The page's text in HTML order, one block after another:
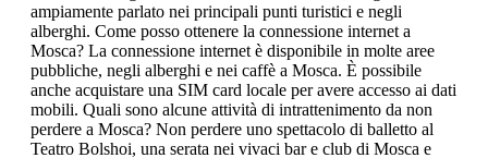
ampiamente parlato nei principali punti turistici e negli
alberghi. Come posso ottenere la connessione internet a
Mosca? La connessione internet è disponibile in molte aree
pubbliche, negli alberghi e nei caffè a Mosca. È possibile
anche acquistare una SIM card locale per avere accesso ai dati
mobili. Quali sono alcune attività di intrattenimento da non
perdere a Mosca? Non perdere uno spettacolo di balletto al
Teatro Bolshoi, una serata nei vivaci bar e club di Mosca e